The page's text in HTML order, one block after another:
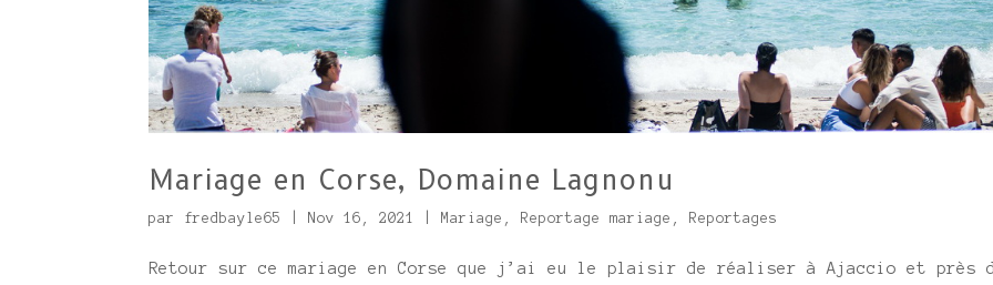
Mariage en Corse, Domaine Lagnonu
par fredbayle65 Nov 16, 2021 Mariage , Reportage mariage , Reportages
Retour sur ce mariage en Corse que j’ai eu le plaisir de réaliser à Ajaccio et près